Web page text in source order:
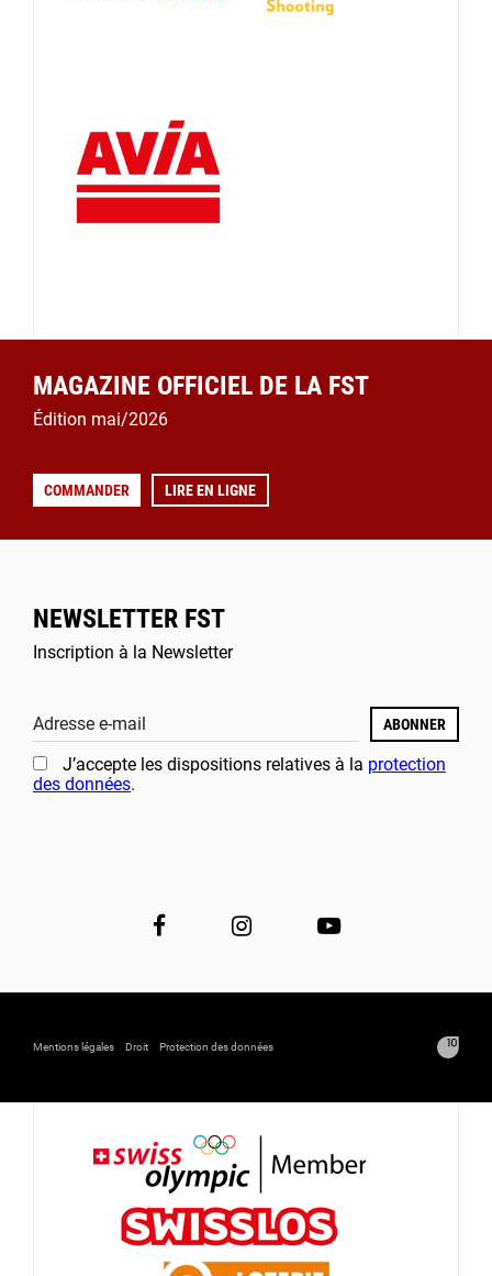
MAGAZINE OFFICIEL DE LA FST
Édition mai/2026
COMMANDER LIRE EN LIGNE
NEWSLETTER FST
Inscription à la Newsletter
Adresse e-mail ABONNER
J’accepte les dispositions relatives à la protection
des données.
Mentions légales Droit Protection des données